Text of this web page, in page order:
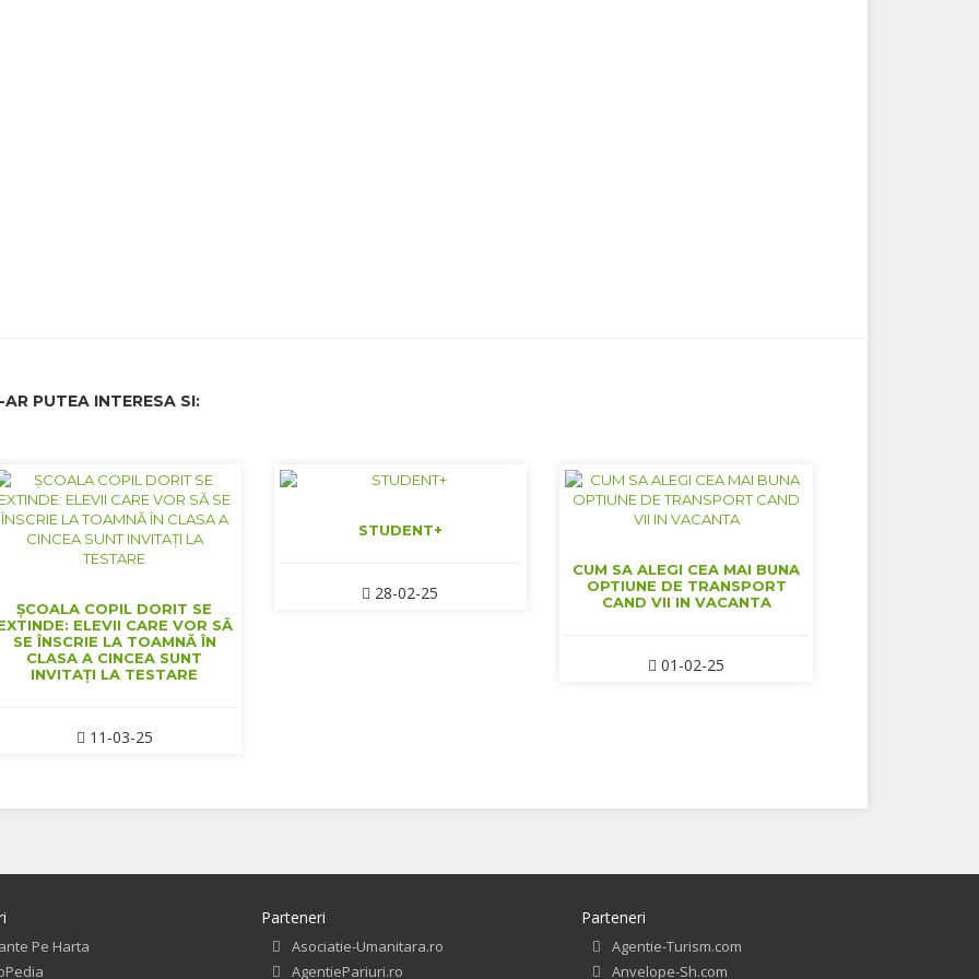
AR PUTEA INTERESA SI:
ȘCOALA COPIL DORIT SE
ELEVII CARE VOR SĂ
SE ÎNSCRIE LA TOAMNĂ ÎN
CLASA A CINCEA SUNT
INVITAȚI LA TESTARE
11-03-25
STUDENT+
28-02-25
CUM SA ALEGI CEA MAI BUNA
OPTIUNE DE TRANSPORT
CAND VII IN VACANTA
01-02-25
Pe Harta
Parteneri
Asociatie-Umanitara.ro
AgentiePariuri.ro
Parteneri
Agentie-Turism.com
Anvelope-Sh.com